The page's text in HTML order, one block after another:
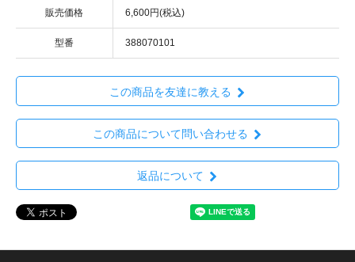
販売価格 6,600円(税込)
型番 388070101
この商品を友達に教える
この商品について問い合わせる
返品について